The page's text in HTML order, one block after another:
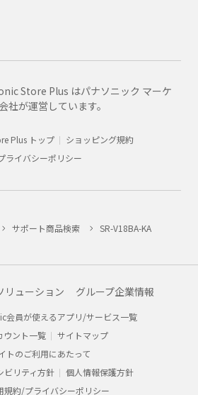
Store Plus はパナソニック マーケ
社が運営しています。
Plus トップ
ショッピング規約
ライバシーポリシー
サポート商品検索
SR-V18BA-KA
リューション グループ企業情報
会員が使えるアプリ/サービス一覧
ウント一覧
サイトマップ
トのご利用にあたって
ビリティ方針
個人情報保護方針
規約/プライバシーポリシー